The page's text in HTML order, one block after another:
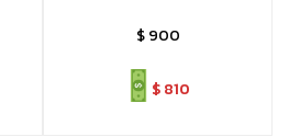
$ 900
$810